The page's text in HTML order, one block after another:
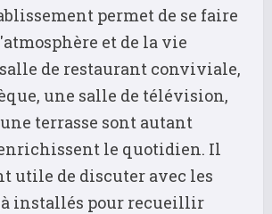
permet de se faire
et de la vie
de restaurant conviviale,
une salle de télévision,
terrasse sont autant
le quotidien. Il
utile de discuter avec les
installés pour recueillir